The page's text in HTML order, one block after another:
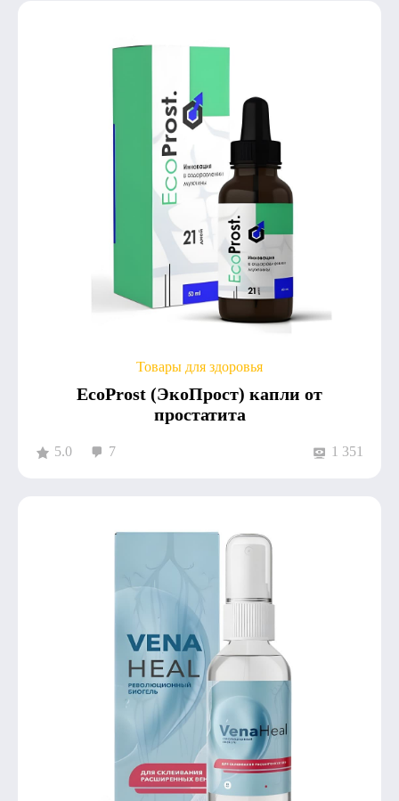
Товары для здоровья
EcoProst (ЭкоПрост) капли от
простатита
5.0 7 1 351